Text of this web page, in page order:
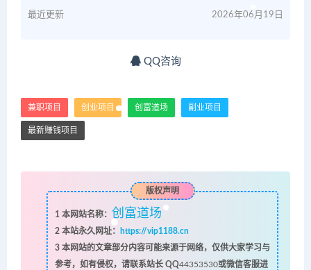
最近更新 2026年06月19日
QQ咨询
兼职项目 创业项目 创富道场 副业项目
最新赚钱项目
版权声明
1 本网站名称： 创富道场
2本站永久网址：
https://vip1188.cn
3本网站的文章部分内容可能来源于网络，仅供大家学习与
参考，如有侵权，请联系站长 QQ44353530或微信客服进